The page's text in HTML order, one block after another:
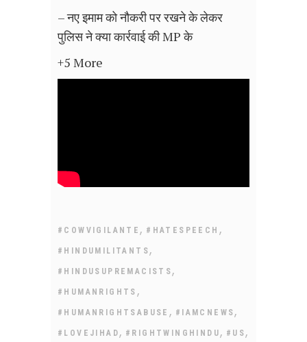
– नए इमाम को नौकरी पर रखने के लेकर
पुलिस ने क्या कार्रवाई की MP के
+5 More
#COWVIGILANTE , #HATESPEECH ,
#HINDUMILITANTS ,
#HINDUSUPREMACISTS ,
#HUMANRIGHTS ,
#HUMANRIGHTSABUSE , #IAMCNEWS ,
#LOVEJIHAD , #RIGHTWINGHINDU , #US ,